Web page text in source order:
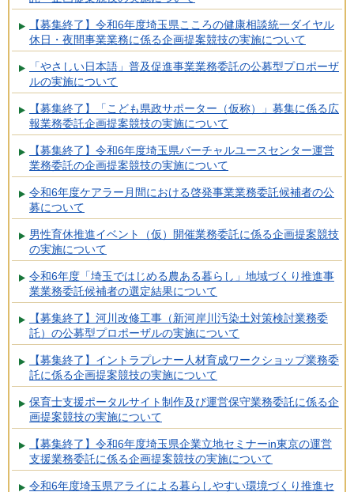
【募集終了】令和6年度埼玉県こころの健康相談統一ダイヤル
休日・夜間事業業務に係る企画提案競技の実施について
「やさしい日本語」普及促進事業業務委託の公募型プロポーザ
ルの実施について
【募集終了】「こども県政サポーター（仮称）」募集に係る広
報業務委託企画提案競技の実施について
【募集終了】令和6年度埼玉県バーチャルユースセンター運営
業務委託の企画提案競技の実施について
令和6年度ケアラー月間における啓発事業業務委託候補者の公
募について
男性育休推進イベント（仮）開催業務委託に係る企画提案競技
の実施について
令和6年度「埼玉ではじめる農ある暮らし」地域づくり推進事
業業務委託候補者の選定結果について
【募集終了】河川改修工事（新河岸川汚染土対策検討業務委
託）の公募型プロポーザルの実施について
【募集終了】イントラプレナー人材育成ワークショップ業務委
託に係る企画提案競技の実施について
保育士支援ポータルサイト制作及び運営保守業務委託に係る企
画提案競技の実施について
【募集終了】令和6年度埼玉県企業立地セミナーin東京の運営
支援業務委託に係る企画提案競技の実施について
令和6年度埼玉県アライによる暮らしやすい環境づくり推進セ